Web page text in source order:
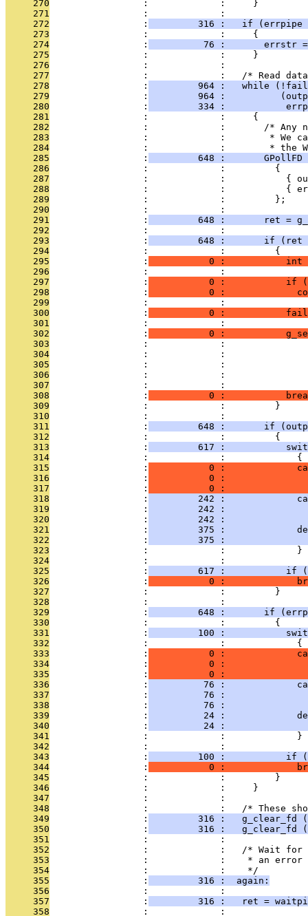
     270
                 :             :     }
     271
                 :             :
     272
                 :
316 :   if (errpipe
     273
                 :             :     {
     274
                 :
76 :       errstr
     275
                 :             :     }
     276
                 :             :
     277
:             :   /* Read
     278
                 :
964 :   while
     279
                 :
964 :
     280
                 :
334 :
     281
                 :             :     {
     282
:             :       /* Any
     283
:             :        * We
     284
:             :        * the
     285
                 :
648 :       GPollFD
     286
                 :             :         {
     287
:             :           {
     288
:             :           {
     289
                 :             :         };
     290
                 :             :
     291
                 :
648 :       ret =
     292
                 :             :
     293
                 :
648 :       if (ret
     294
                 :             :         {
     295
                 :
0 :           int
     296
                 :             :
     297
                 :
0 :           if
     298
                 :
0 :
     299
                 :             :
     300
                 :
0 :
     301
                 :             :
     302
                 :
0 :
     303
:             :
     304
:             :
     305
:             :
     306
:             :
     307
                 :             :
     308
                 :
0 :
     309
                 :             :         }
     310
                 :             :
     311
                 :
648 :       if
     312
                 :             :         {
     313
                 :
617 :
     314
                 :             :             {
     315
                 :
0 :
     316
                 :
0 :
     317
                 :
0 :
     318
                 :
242 :
     319
                 :
242 :
     320
                 :
242 :
     321
                 :
375 :
     322
                 :
375 :
     323
                 :             :             }
     324
                 :             :
     325
                 :
617 :           if
     326
                 :
0 :
     327
                 :             :         }
     328
                 :             :
     329
                 :
648 :       if
     330
                 :             :         {
     331
                 :
100 :
     332
                 :             :             {
     333
                 :
0 :
     334
                 :
0 :
     335
                 :
0 :
     336
                 :
76 :
     337
                 :
76 :
     338
                 :
76 :
     339
                 :
24 :
     340
                 :
24 :
     341
                 :             :             }
     342
                 :             :
     343
                 :
100 :           if
     344
                 :
0 :
     345
                 :             :         }
     346
                 :             :     }
     347
                 :             :
     348
:             :   /* These
     349
                 :
316 :   g_clear_fd
     350
                 :
316 :   g_clear_fd
     351
                 :             :
     352
:             :   /* Wait
     353
:             :    * an error
     354
                 :             :    */
     355
                 :
         316 :  again:
     356
                 :             :
     357
                 :
316 :   ret =
     358
                 :             :